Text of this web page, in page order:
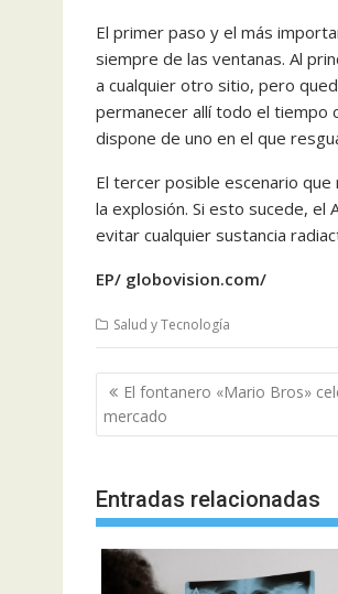
El primer paso y el más
siempre de las ventanas. Al
a cualquier otro sitio, pero
permanecer allí todo el tiempo
dispone de uno en el que
El tercer posible escenario
la explosión. Si esto sucede, el
evitar cualquier sustancia
EP/ globovision.com/
Salud y Tecnología
Navegación
de
entradas
El fontanero «Mario Bros»
mercado
Entradas relacionadas